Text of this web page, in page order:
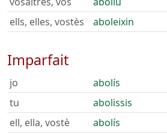
ells, elles, vostès
aboleixin
Imparfait
jo
abolís
tu
abolissis
ell, ella, vostè
abolís